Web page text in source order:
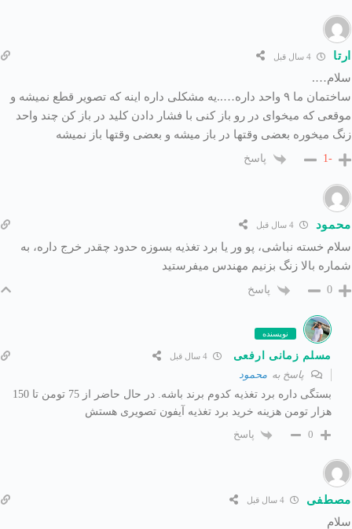
ارتا
سلام….
ساختمان ما ۹ واحد داره…..یه مشکلی داره اینه که تصویر قطع نمیشه و
موقعی که میخوای در رو باز کنی با فشار دادن کلید در باز کن چند واحد
زنگ میخوره بعضی وقتها در باز میشه و بعضی وقتها باز نمیشه
-1 پاسخ
محمود 4 سال قبل
سلام خسته نباشی، پو ور یا برد تغذیه بسوزه حدود چقدر خرج داره، به
شماره بالا زنگ بزنیم مهندس میفرستید
0 پاسخ
نویسنده
مسلم زمانی ارفعی 4 سال قبل
پاسخ به محمود
بستگی داره برد تغذیه کدوم برند باشه. در حال حاضر از 75 تومن تا 150
هزار تومن هزینه خرید برد تغذیه آیفون تصویری هستش
0
پاسخ
مصطفی 4 سال قبل
سلام